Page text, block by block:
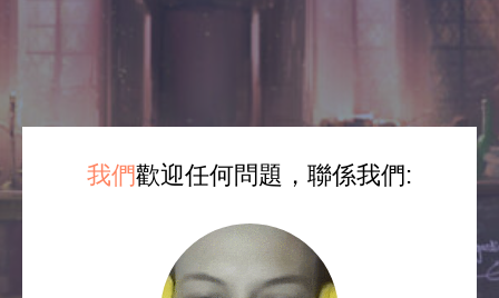
我們歡迎任何問題，聯係我們: